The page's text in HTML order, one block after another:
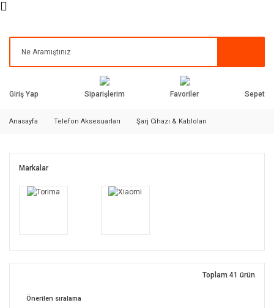
Giriş Yap Siparişlerim Favoriler Sepet
Anasayfa Telefon Aksesuarları Şarj Cihazı & Kabloları
Markalar
Toplam 41 ürün